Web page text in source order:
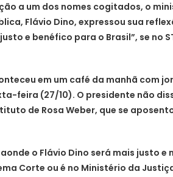
a um dos nomes cogitados, o
Flávio Dino, expressou sua
e benéfico para o Brasil”, se no
em um café da manhã com
feira (27/10). O presidente não
de Rosa Weber, que se
o Flávio Dino será mais justo e
Corte ou é no Ministério da